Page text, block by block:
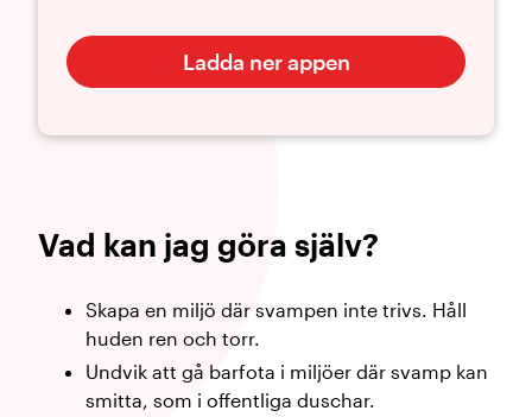
Ladda ner appen
Vad kan jag göra själv?
Skapa en miljö där svampen inte trivs. Håll
huden ren och torr.
Undvik att gå barfota i miljöer där svamp kan
smitta, som i offentliga duschar.